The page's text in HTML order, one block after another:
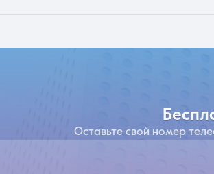
Оставьте свой номер